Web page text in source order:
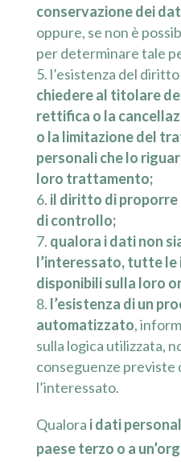
conservazione dei
oppure, se non è
per determinare tale
l’esistenza del
chiedere al titolare
rettifica o la
o la limitazione del
personali che lo
loro trattamento;
il diritto di proporre
di controllo;
qualora i dati non
l’interessato, tutte le
disponibili sulla loro
l’esistenza di un
automatizzato,
sulla logica utilizzata,
conseguenze
l’interessato.
Qualora i dati
paese terzo o a